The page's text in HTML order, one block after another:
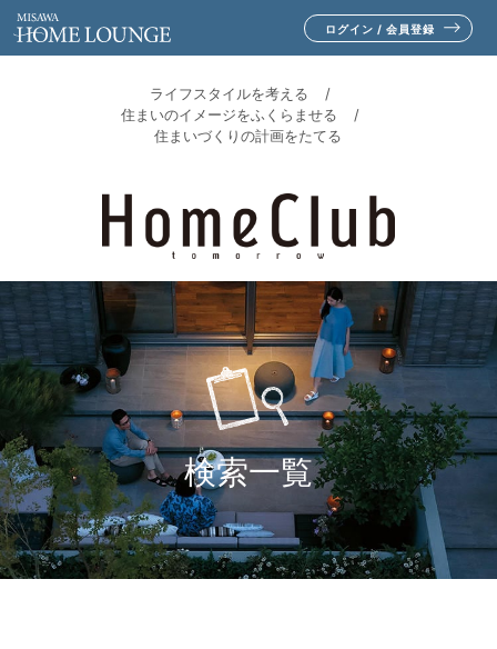
ログイン / 会員登録
ライフスタイルを考える
住まいのイメージをふくらませる
住まいづくりの計画をたてる
検索一覧